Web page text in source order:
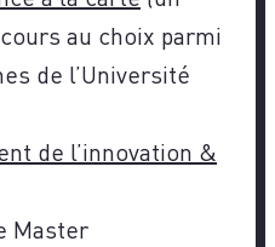
au choix parmi
de l’Université
de l’innovation &
Master